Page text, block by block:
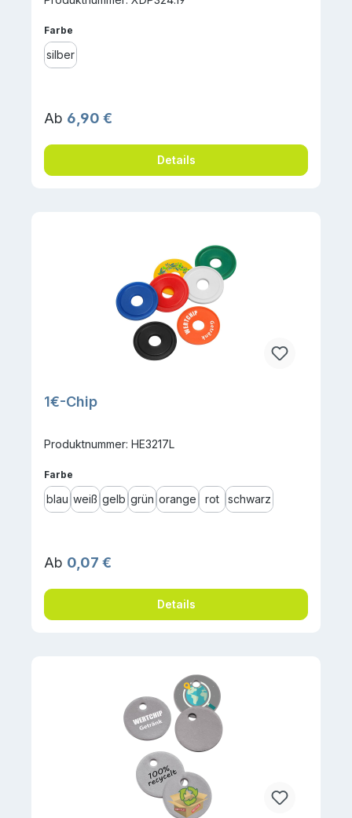
Farbe
silber
Regulärer Preis:
Ab 6,90 €
Details
1€-Chip
Produktnummer: HE3217L
Farbe
blau weiß gelb grün orange rot schwarz
Regulärer Preis:
Ab 0,07 €
Details